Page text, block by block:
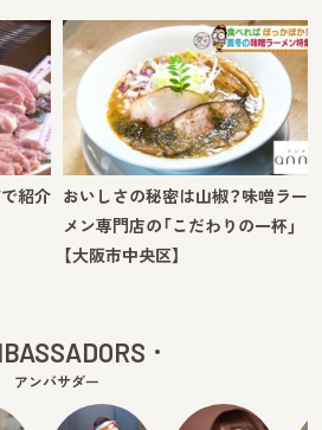
紹介
おいしさの秘密は山椒？味噌ラー
メン専門店の「こだわりの一杯」
【大阪市中央区】
アンバサダー